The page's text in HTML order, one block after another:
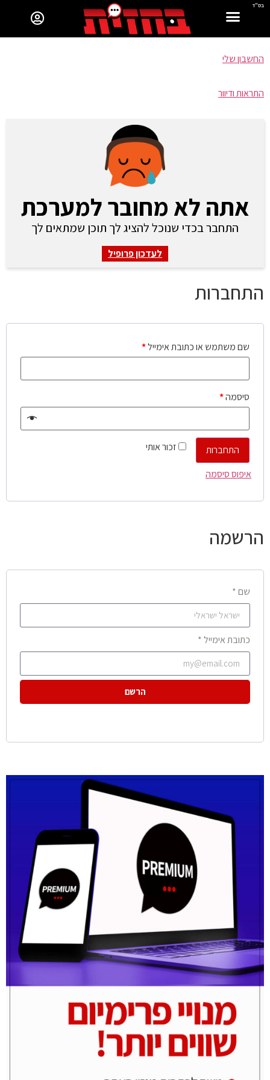
בס"ד
החשבון שלי
התראות ודיוור
אתה לא מחובר למערכת
התחבר בכדי שנוכל להציג לך תוכן שמתאים לך
לעדכון פרופיל
התחברות
שם משתמש או כתובת אימייל*
סיסמה*
זכור אותי
התחברות
איפוס סיסמה
הרשמה
שם *
כתובת אימייל *
הרשם